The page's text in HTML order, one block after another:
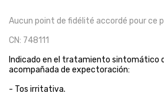
Aucun point de fidélité accordé pour ce
CN: 748111
Indicado en el tratamiento sintomático
acompañada de expectoración:
- Tos irritativa.